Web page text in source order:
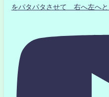
をパタパタさせて 右へ左へと